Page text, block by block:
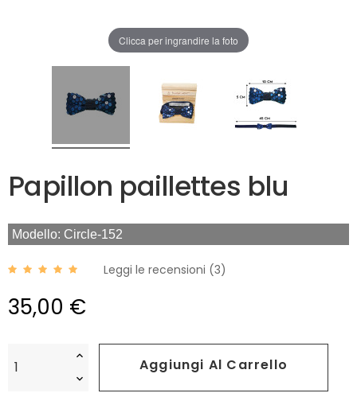
Clicca per ingrandire la foto
Papillon paillettes blu
Modello: Circle-152
Leggi le recensioni (3)
35,00 €
Aggiungi Al Carrello